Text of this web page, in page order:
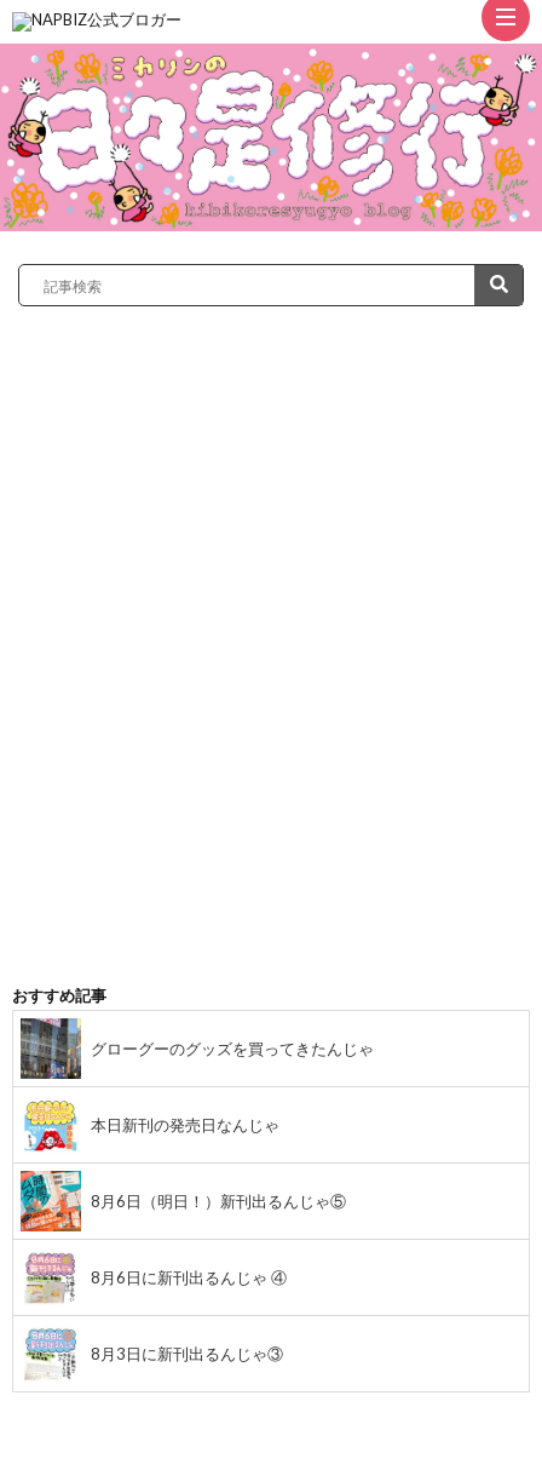
ト
ッ
おすすめ記事
グローグーのグッズを買ってきたんじゃ
本日新刊の発売日なんじゃ
8月6日（明日！）新刊出るんじゃ⑤
8月6日に新刊出るんじゃ ④
8月3日に新刊出るんじゃ③